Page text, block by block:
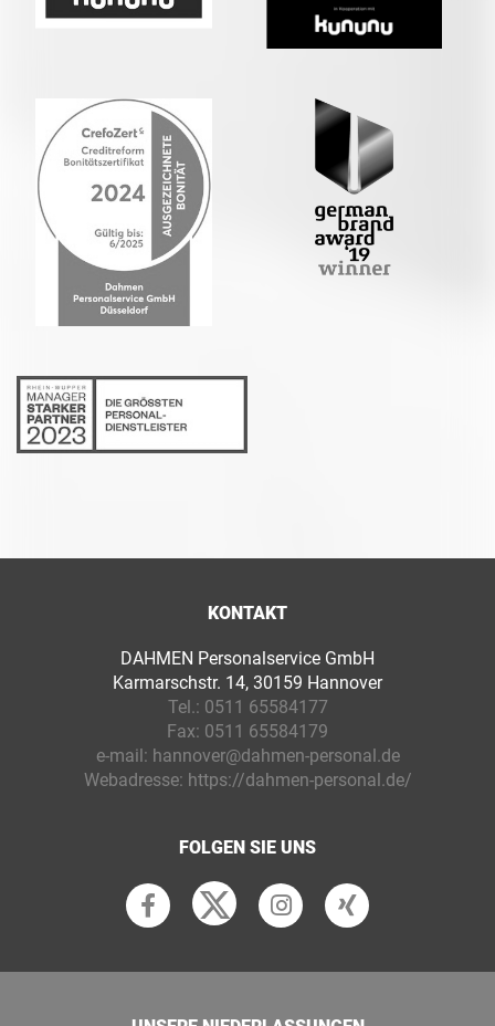
KONTAKT
DAHMEN Personalservice GmbH
Karmarschstr. 14, 30159 Hannover
Tel.: 0511 65584177
Fax: 0511 65584179
e-mail: hannover@dahmen-personal.de
Webadresse: https://dahmen-personal.de/
FOLGEN SIE UNS